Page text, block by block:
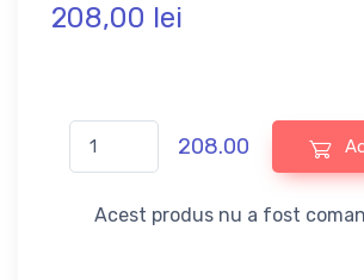
208,00 lei
208.00
Acest produs nu a fost